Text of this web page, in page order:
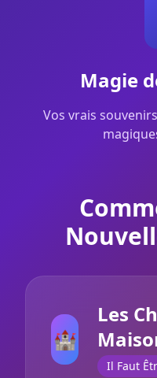
Magie
Vos vrais
🏰
Les
Il Faut